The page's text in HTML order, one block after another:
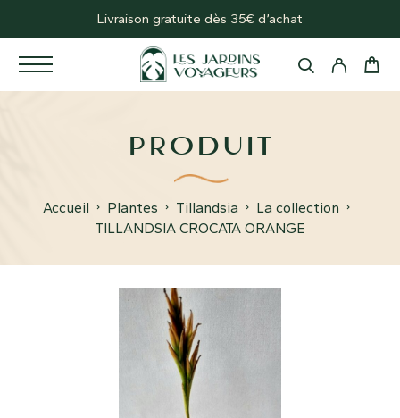
Livraison gratuite dès 35€ d’achat
PRODUIT
Accueil Plantes Tillandsia
La collection
TILLANDSIA CROCATA ORANGE